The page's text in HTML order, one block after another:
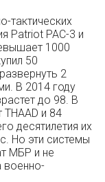
тактических
Patriot PAC-3 и
1000
50
2
В 2014 году
до 98. В
и 84
десятилетия их
Но эти системы
МБР и не
военно-